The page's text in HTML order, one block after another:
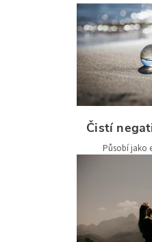
Čistí
Působí jako